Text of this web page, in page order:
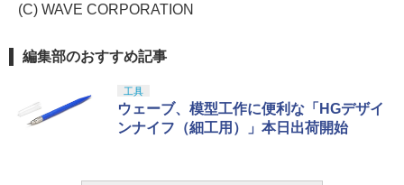
(C) WAVE CORPORATION
編集部のおすすめ記事
工具
ウェーブ、模型工作に便利な「HGデザイ
ンナイフ（細工用）」本日出荷開始